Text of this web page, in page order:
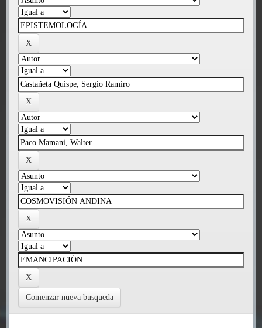
Comenzar nueva busqueda